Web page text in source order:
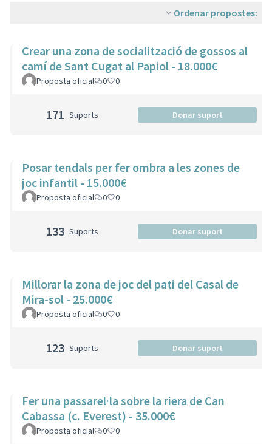
Ordenar propostes:
Crear una zona de socialització de gossos al
camí de Sant Cugat al Papiol - 18.000€
Proposta oficial 0 0
171 Suports Donar suport
Posar tendals per fer ombra a les zones de
joc infantil - 15.000€
Proposta oficial 0 0
133 Suports Donar suport
Millorar la zona de joc del pati del Casal de
Mira-sol - 25.000€
Proposta oficial 0 0
123 Suports Donar suport
Fer una passarel·la sobre la riera de Can
Cabassa (c. Everest) - 35.000€
Proposta oficial 0 0